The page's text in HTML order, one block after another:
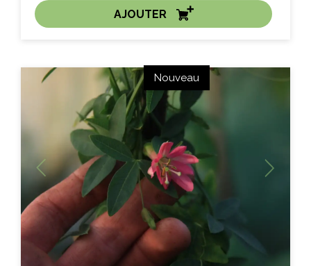
AJOUTER
ACHAT EXPRESS
Nouveau
Previous Next